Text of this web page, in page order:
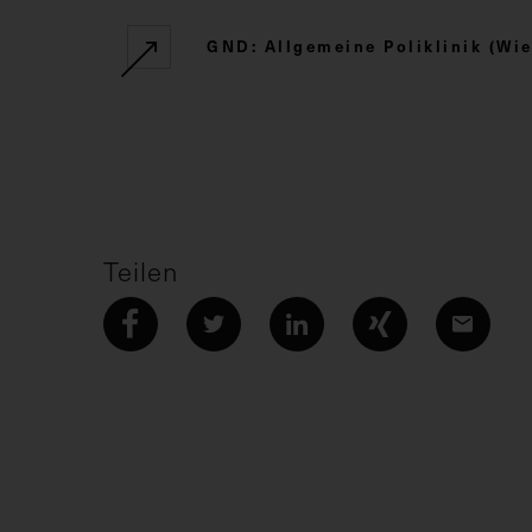
GND: Allgemeine Poliklinik
Teilen